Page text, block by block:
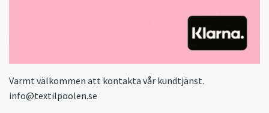
Varmt välkommen att kontakta vår kundtjänst.
info@textilpoolen.se